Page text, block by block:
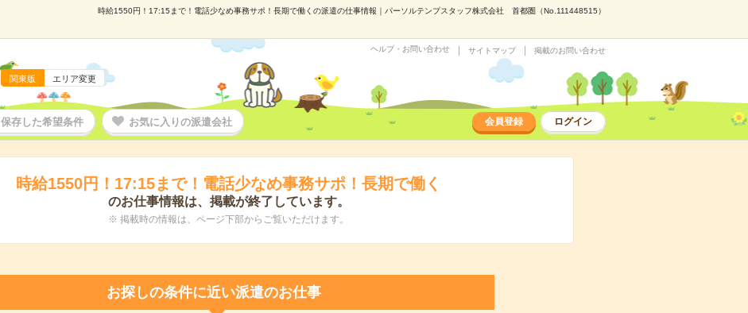
時給1550円！17:15まで！電話少なめ事務サポ！長期で働くの派遣の仕事情報｜パーソルテンプスタッフ株式会社 首都圏（No.111448515）
関東版 エリア変更
ヘルプ・お問い合わせ サイトマップ 掲載のお問い合わせ
保存した希望条件 お気に入りの派遣会社 会員登録 ログイン
時給1550円！17:15まで！電話少なめ事務サポ！長期で働く
のお仕事情報は、掲載が終了しています。
※ 掲載時の情報は、ページ下部からご覧いただけます。
お探しの条件に近い派遣のお仕事